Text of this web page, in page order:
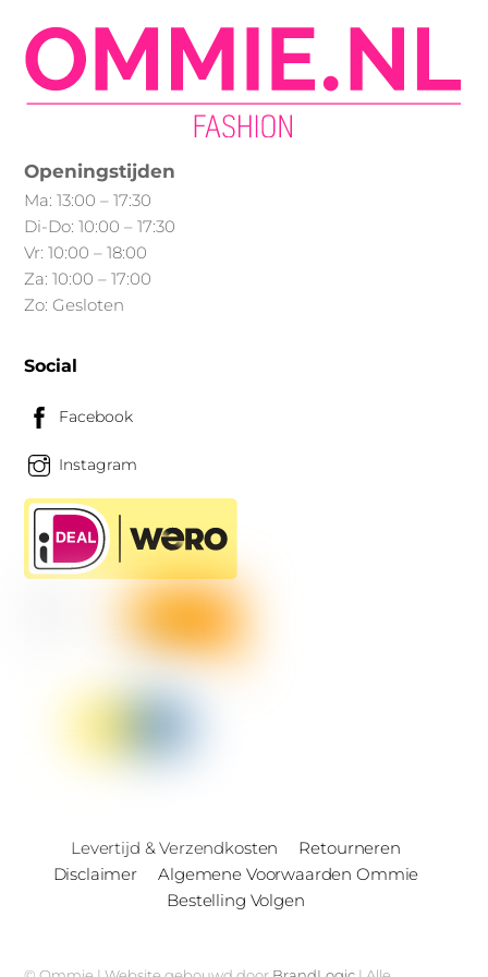
optie
kan
gekozen
de
productpagina
Openingstijden
Ma: 13:00 – 17:30
Di-Do: 10:00 – 17:30
Vr: 10:00 – 18:00
Za: 10:00 – 17:00
Zo: Gesloten
Social
Facebook
Instagram
Levertijd & Verzendkosten
Retourneren
Disclaimer
Algemene Voorwaarden Ommie
Bestelling Volgen